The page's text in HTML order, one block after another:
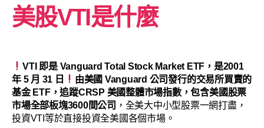
美股VTI是什麼
VTI 即是 Vanguard Total Stock Market ETF，是2001
年 5 月 31 日
由美國 Vanguard 公司發行的交易所買賣的
基金 ETF，追蹤CRSP 美國整體市場指數，包含美國股票
市場全部板塊3600間公司 ，全美大中小型股票一網打盡，
投資VTI等於直接投資全美國各個市場。